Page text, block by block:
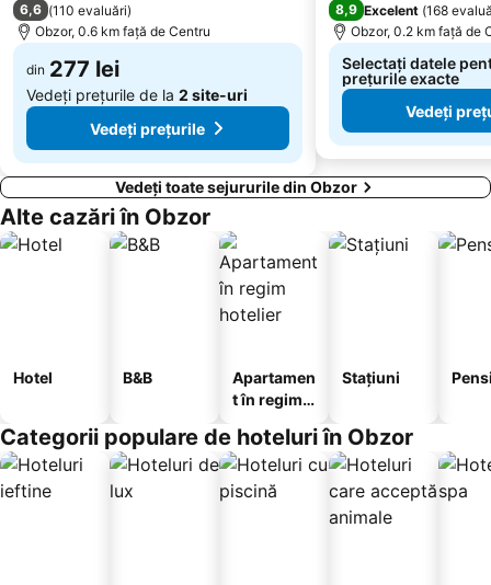
Batareyata
Lesopark Slanchev bryag
Galata
Tsentar
Kraybrezhna aleya
Kompleks Detski kat
6,6 (110 evaluări)
Obzor, 0.6 km faţă de Centru
din 277 lei
Vedeți prețurile de la 2 site-uri
Vedeți prețurile
8,9 Excelent (168
Obzor, 0.2 km faţă de
Selectați datele
prețurile exacte
Vedeți
Vedeți toate sejururile din Obzor
Alte cazări în Obzor
Hotel B&B
Apartamen
t în regim
Stațiuni
Categorii populare de hoteluri în Obzor